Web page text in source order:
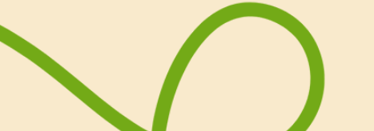
Il frosting è cremoso e
Per la torta Primavera vi
alto da 20 cm
Scoprite qui tutti i passaggi